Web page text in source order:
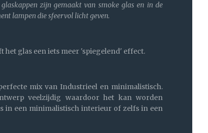
zijn gemaakt van smoke glas en in de
lampen die sfeervol licht geven.
het glas een iets meer 'spiegelend' effect.
mix van Industrieel en minimalistisch.
veelzijdig waardoor het kan worden
in een minimalistisch interieur of zelfs in een